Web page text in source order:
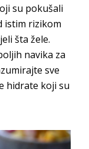
su pokušali
istim rizikom
šta žele.
navika za
sve
hidrate koji su